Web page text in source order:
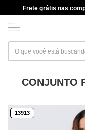
Frete grátis nas
CONJUNTO
13913